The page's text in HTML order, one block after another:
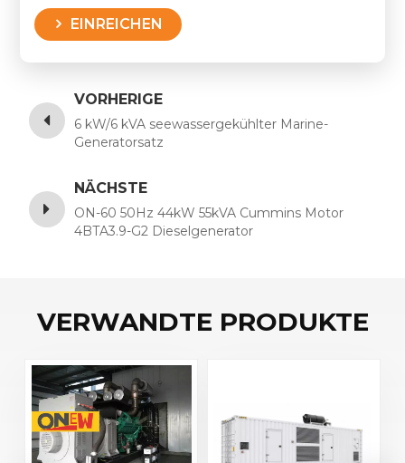
EINREICHEN
VORHERIGE
6 kW/6 kVA seewassergekühlter Marine-
Generatorsatz
NÄCHSTE
ON-60 50Hz 44kW 55kVA Cummins Motor
4BTA3.9-G2 Dieselgenerator
VERWANDTE PRODUKTE